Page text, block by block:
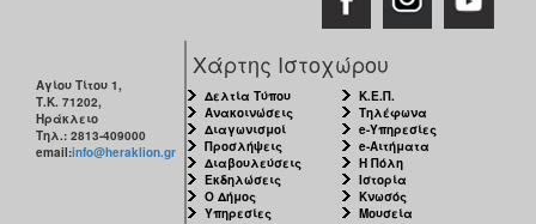
Αγίου Τίτου 1,
Τ.Κ. 71202,
Ηράκλειο
Τηλ.: 2813-409000
email:info@heraklion.gr
Χάρτης Ιστοχώρου
Δελτία Τύπου
Ανακοινώσεις
Διαγωνισμοί
Προσλήψεις
Διαβουλεύσεις
Εκδηλώσεις
Ο Δήμος
Υπηρεσίες
Κ.Ε.Π.
Τηλέφωνα
e-Υπηρεσίες
e-Αιτήματα
Η Πόλη
Ιστορία
Κνωσός
Μουσεία